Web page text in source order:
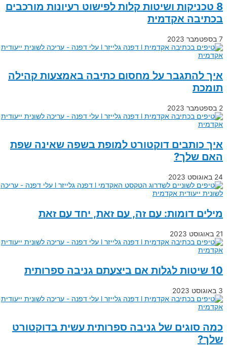
8 טכניקות ושיטות קלות לפישוט רעיונות מורכבים
בכתיבה אקדמית
איך להתגבר על מחסום כתיבה באמצעות קהילה
תומכת
איך כותבים דוקטורט למופת בשפה שאינה שפת
האם שלך?
24 באוגוסט 2023
מילים דומות: עם זה, עם זאת, יחד עם זאת
21 באוגוסט 2023
10 שיטות לגלות אם ביצעתם גניבה ספרותית
כמה סוגים של גניבה ספרותית עשית בדוקטורט
שלך?